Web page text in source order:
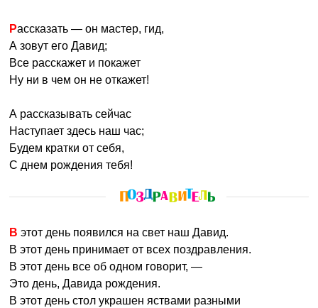
Рассказать — он мастер, гид,
А зовут его Давид;
Все расскажет и покажет
Ну ни в чем он не откажет!
А рассказывать сейчас
Наступает здесь наш час;
Будем кратки от себя,
С днем рождения тебя!
В этот день появился на свет наш Давид.
В этот день принимает от всех поздравления.
В этот день все об одном говорит, —
Это день, Давида рождения.
В этот день стол украшен яствами разными